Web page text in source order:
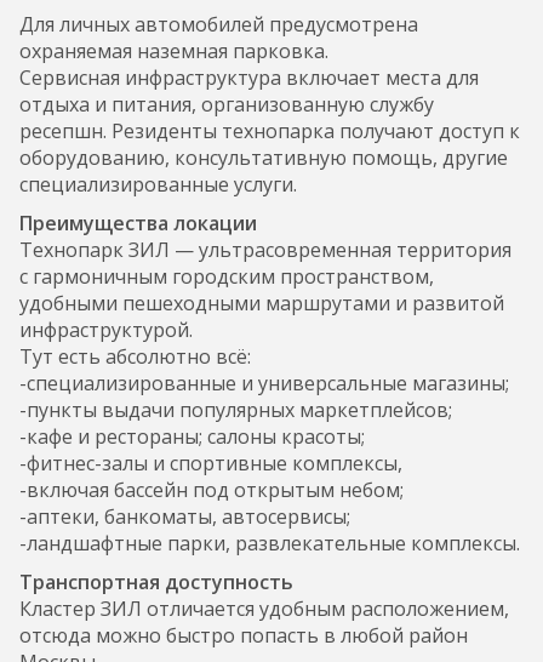
Для личных автомобилей предусмотрена
охраняемая наземная парковка.
Сервисная инфраструктура включает места для
отдыха и питания, организованную службу
ресепшн. Резиденты технопарка получают доступ к
оборудованию, консультативную помощь, другие
специализированные услуги.
Преимущества локации
Технопарк ЗИЛ — ультрасовременная территория
с гармоничным городским пространством,
удобными пешеходными маршрутами и развитой
инфраструктурой.
Тут есть абсолютно всё:
-специализированные и универсальные магазины;
-пункты выдачи популярных маркетплейсов;
-кафе и рестораны; салоны красоты;
-фитнес-залы и спортивные комплексы,
-включая бассейн под открытым небом;
-аптеки, банкоматы, автосервисы;
-ландшафтные парки, развлекательные комплексы.
Транспортная доступность
Кластер ЗИЛ отличается удобным расположением,
отсюда можно быстро попасть в любой район